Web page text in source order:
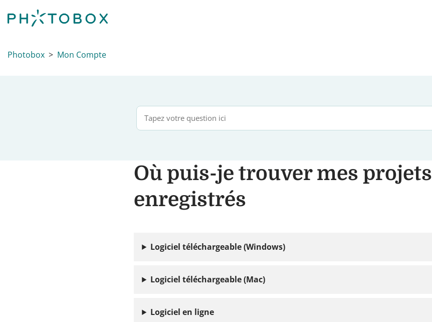
Photobox Mon Compte
Où puis-je trouver mes projets
enregistrés
Logiciel téléchargeable (Windows)
Logiciel téléchargeable (Mac)
Logiciel en ligne